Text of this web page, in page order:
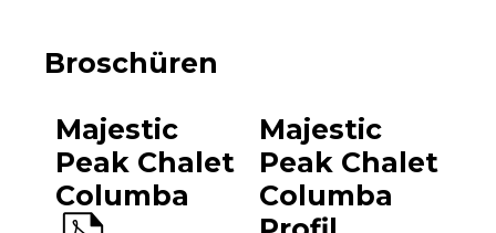
Broschüren
Majestic
Peak Chalet
Columba
Majestic
Peak Chalet
Columba